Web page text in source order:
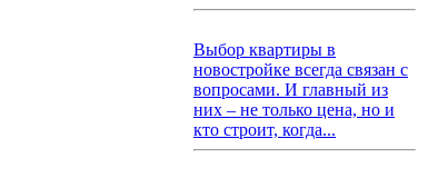
Выбор квартиры в
новостройке всегда связан с
вопросами. И главный из
них – не только цена, но и
кто строит, когда...